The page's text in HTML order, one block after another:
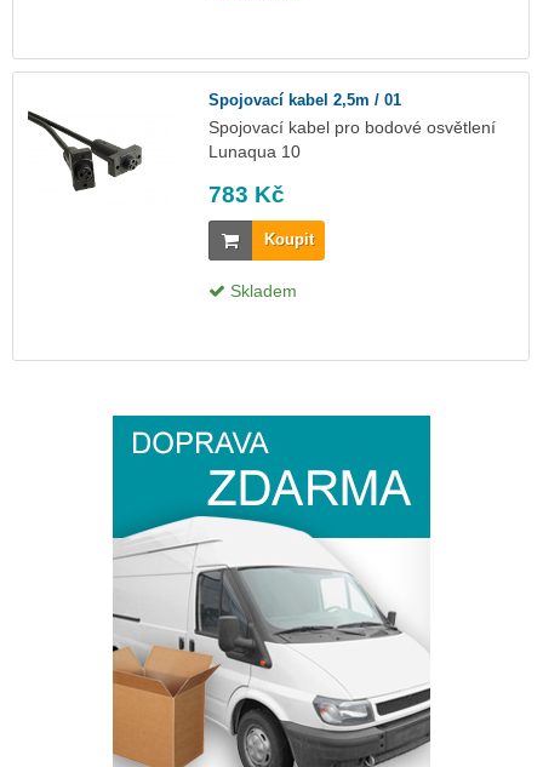
Spojovací kabel 2,5m / 01
Spojovací kabel pro bodové osvětlení
Lunaqua 10
783 Kč
Koupit
Skladem